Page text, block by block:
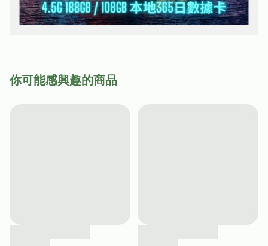
你可能感興趣的商品